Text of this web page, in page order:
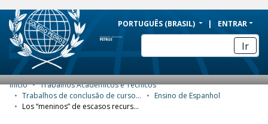
BRAZIL
Simplifique!
Comunica BR
Participe
Acesso à informação
PORTUGUÊS (BRASIL) ENTRAR
Ir
COMUNIDADES E COLEÇÕES
Início
Trabalhos Acadêmicos e Técnicos
Trabalhos de conclusão de curso de Especialização
Ensino de Espanhol
Los “meninos” de escasos recursos : trabalhando a violência dentro da aula de espanhol através da Aprendizagem Baseada em Problemas (ABP)